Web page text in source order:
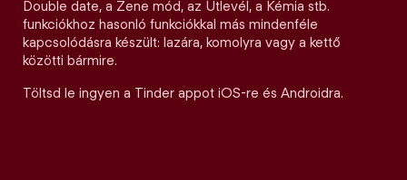
Double date, a Zene mód, az Útlevél, a Kémia stb.
funkciókhoz hasonló funkciókkal más mindenféle
kapcsolódásra készült: lazára, komolyra vagy a kettő
közötti bármire.
Töltsd le ingyen a Tinder appot iOS-re és Androidra.